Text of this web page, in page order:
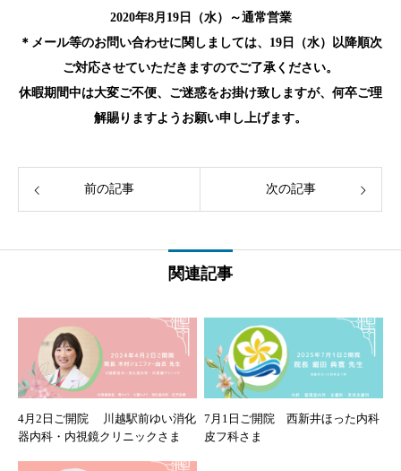
2020年8月19日（水）～通常営業
＊メール等のお問い合わせに関しましては、19日（水）以降順次
ご対応させていただきますのでご了承ください。
休暇期間中は大変ご不便、ご迷惑をお掛け致しますが、何卒ご理
解賜りますようお願い申し上げます。
前の記事 次の記事
関連記事
4月2日ご開院 川越駅前ゆい消化
器内科・内視鏡クリニックさま
7月1日ご開院 西新井ほった内科
皮フ科さま